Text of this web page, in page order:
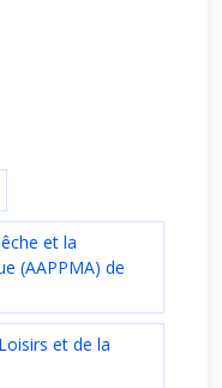
et la
(AAPPMA) de
et de la